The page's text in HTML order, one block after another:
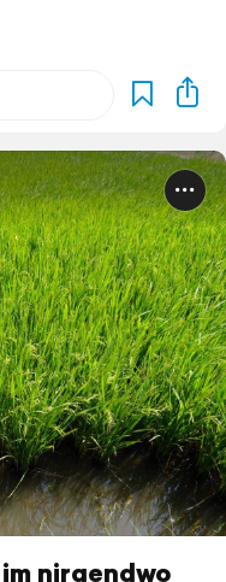
nirgendwo